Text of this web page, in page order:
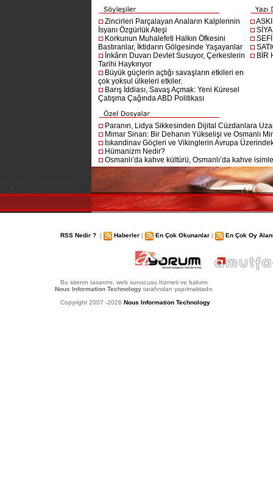
Zincirleri Parçalayan Anaların Kalplerinin
İsyanı Özgürlük Ateşi
Korkunun Muhalefeti Halkın Öfkesini
Bastıranlar, İktidarın Gölgesinde Yaşayanlar
İnkârın Duvarı Devlet Susuyor, Çerkeslerin
Tarihi Haykırıyor
Büyük güçlerin açtığı savaşların etkileri en
çok yoksul ülkeleri etkiler.
Barış İddiası, Savaş Açmak: Yeni Küresel
Çatışma Çağında ABD Politikası
BİR
Paranın, Lidya Sikkesinden Dijital Cüzdanlara
Mimar Sinan: Bir Dehanın Yükselişi ve Osmanlı
İskandinav Göçleri ve Vikinglerin Avrupa
Hümanizm Nedir?
Osmanlı’da kahve kültürü, Osmanlı’da kahve
RSS Nedir ? | Haberler | En Çok Okunanlar | En Çok Oy
Bu sitenin tasarımı, web sunucusu hizmeti ve bakımı
Nous Information Technology tarafından yapılmaktadır.
Copyright 2007 -2026 Nous Information Technology